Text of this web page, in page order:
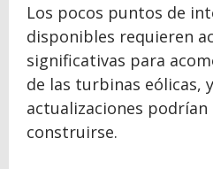
Los pocos puntos de
disponibles requieren
significativas para
de las turbinas eólicas,
actualizaciones
construirse.